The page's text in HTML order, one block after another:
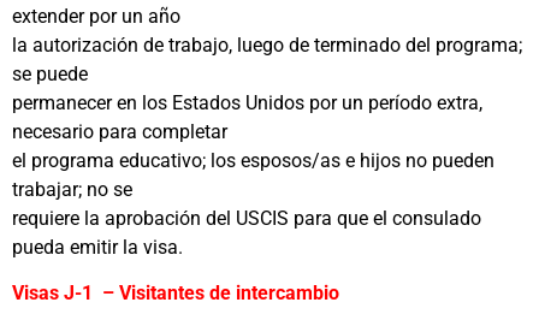
extender por un año
la autorización de trabajo, luego de terminado del programa;
se puede
permanecer en los Estados Unidos por un período extra,
necesario para completar
el programa educativo; los esposos/as e hijos no pueden
trabajar; no se
requiere la aprobación del USCIS para que el consulado
pueda emitir la visa.
Visas J-1 – Visitantes de intercambio